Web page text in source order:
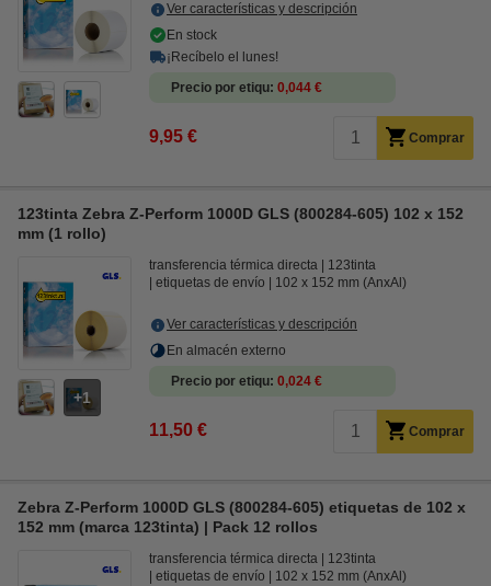
Ver características y descripción
En stock
¡Recíbelo el lunes!
Precio por etiqu 0,044 €
9,95 € Comprar
123tinta Zebra Z-Perform 1000D GLS (800284-605) 102 x 152
mm (1 rollo)
1
transferencia térmica directa
123tinta
etiquetas de envío
102 x 152 mm (AnxAl)
Ver características y descripción
En almacén externo
Precio por etiqu 0,024 €
11,50 € Comprar
Zebra Z-Perform 1000D GLS (800284-605) etiquetas de 102 x
152 mm (marca 123tinta) | Pack 12 rollos
transferencia térmica directa
123tinta
etiquetas de envío
102 x 152 mm (AnxAl)